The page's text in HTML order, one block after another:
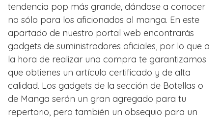
tendencia pop más grande, dándose a conocer
no sólo para los aficionados al manga. En este
apartado de nuestro portal web encontrarás
gadgets de suministradores oficiales, por lo que a
la hora de realizar una compra te garantizamos
que obtienes un artículo certificado y de alta
calidad. Los gadgets de la sección de Botellas o
de Manga serán un gran agregado para tu
repertorio, pero también un obsequio para un